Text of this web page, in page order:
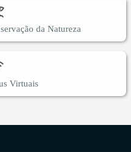
da Natureza
Virtuais